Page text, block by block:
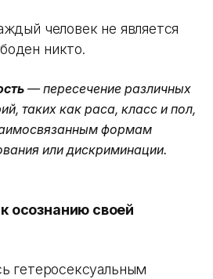
человек не является
никто.
— пересечение различных
таких как раса, класс и пол,
формам
или дискриминации.
осознанию своей
гетеросексуальным